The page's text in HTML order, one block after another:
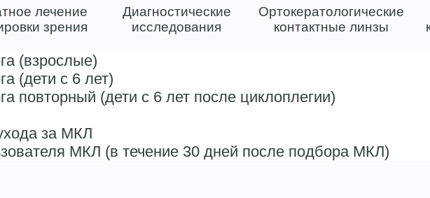
лечение
зрения
Диагностические
исследования
Ортокератологические
контактные линзы
(взрослые)
(дети с 6 лет)
повторный (дети с 6 лет после циклоплегии)
за МКЛ
МКЛ (в течение 30 дней после подбора МКЛ)